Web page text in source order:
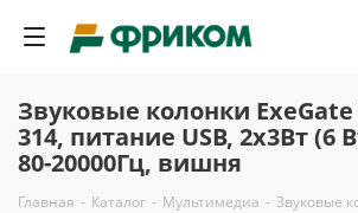
Звуковые колонки ExeGate
314, питание USB, 2х3Вт (6
80-20000Гц, вишня
Главная - Каталог - Мультимедиа - Звуковые